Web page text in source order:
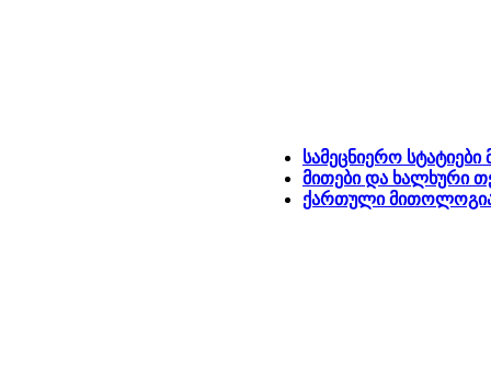
სამეცნიერო
მითები და ხალხური
ქართული